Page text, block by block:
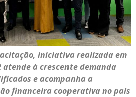
iniciativa realizada em
atende à crescente demanda
e acompanha a
financeira cooperativa no país